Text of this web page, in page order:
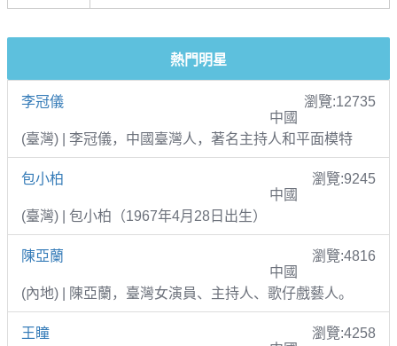
熱門明星
李冠儀
瀏覽:12735
中國
(臺灣) | 李冠儀，中國臺灣人，著名主持人和平面模特
包小柏
瀏覽:9245
中國
(臺灣) | 包小柏（1967年4月28日出生）
陳亞蘭
瀏覽:4816
中國
(內地) | 陳亞蘭，臺灣女演員、主持人、歌仔戲藝人。
王瞳
瀏覽:4258